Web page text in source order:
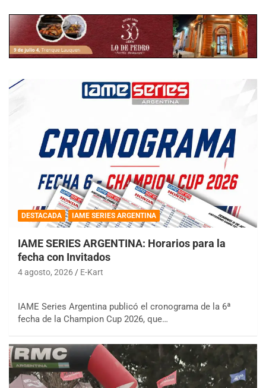
DESTACADA IAME SERIES ARGENTINA
IAME SERIES ARGENTINA: Horarios para la
fecha con Invitados
4 agosto, 2026 E-Kart
IAME Series Argentina publicó el cronograma de la 6ª
fecha de la Champion Cup 2026, que…